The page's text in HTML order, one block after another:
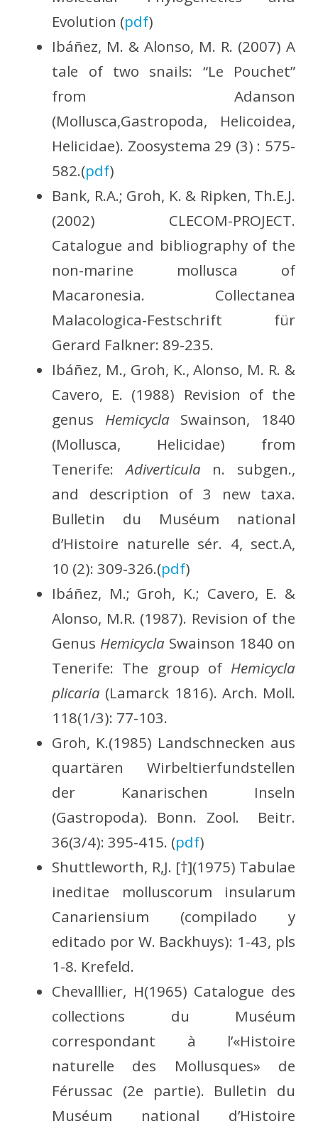
Evolution (pdf)
Ibáñez, M. & Alonso, M. R. (2007) A
tale of two snails: “Le Pouchet”
from Adanson
(Mollusca,Gastropoda, Helicoidea,
Helicidae). Zoosystema 29 (3) : 575-
582.(pdf)
Bank, R.A.; Groh, K. & Ripken, Th.E.J.
(2002) CLECOM-PROJECT.
Catalogue and bibliography of the
non-marine mollusca of
Macaronesia. Collectanea
Malacologica-Festschrift für
Gerard Falkner: 89-235.
Ibáñez, M., Groh, K., Alonso, M. R. &
Cavero, E. (1988) Revision of the
genus Hemicycla Swainson, 1840
(Mollusca, Helicidae) from
Tenerife:Adiverticula n. subgen.,
and description of 3 new taxa.
Bulletin du Muséum national
d’Histoire naturelle sér. 4, sect.A,
10 (2): 309‑326.(pdf)
Ibáñez, M.; Groh, K.; Cavero, E. &
Alonso, M.R. (1987). Revision of the
Genus Hemicycla Swainson 1840 on
Tenerife: The group of Hemicycla
plicaria (Lamarck 1816). Arch. Moll.
118(1/3): 77-103.
Groh, K.(1985) Landschnecken aus
quartären Wirbeltierfundstellen
der Kanarischen Inseln
(Gastropoda). Bonn. Zool. Beitr.
36(3/4): 395-415. (pdf)
Shuttleworth, R,J. [†](1975) Tabulae
ineditae molluscorum insularum
Canariensium (compilado y
editado por W. Backhuys): 1-43, pls
1-8. Krefeld.
Chevalllier, H(1965) Catalogue des
collections du Muséum
correspondant à l’«Histoire
naturelle des Mollusques» de
Férussac (2e partie). Bulletin du
Muséum national d’Histoire